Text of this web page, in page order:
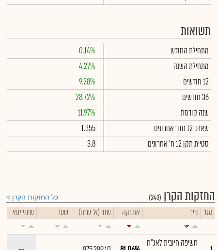
תשואות
מתחילת החודש
0.14%
מתחילת השנה
4.27%
12 חודשים
9.28%
36 חודשים
28.72%
שנה קודמת
11.97%
שארפ 12 חוד' אחרונים
1.355
סטיית תקן 12 ח' אחרונים
3.8
החזקות הקרן (243) כל החזקות הקרן
מס' נייר אחזקה שווי (א' ש"ח) שער שינוי יומי
חשיפה חיובית לאג"ח